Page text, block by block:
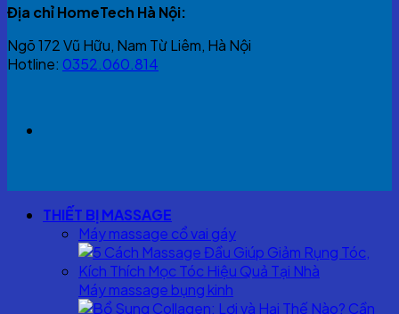
Địa chỉ HomeTech Hà Nội:
Ngõ 172 Vũ Hữu, Nam Từ Liêm, Hà Nội
Hotline: 0352.060.814
THIẾT BỊ MASSAGE
Máy massage cổ vai gáy
Máy massage bụng kinh